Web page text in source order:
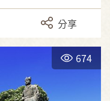
分享
674